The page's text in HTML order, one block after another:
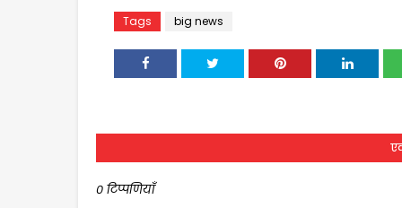
Tags big news
0 टिप्पणियाँ